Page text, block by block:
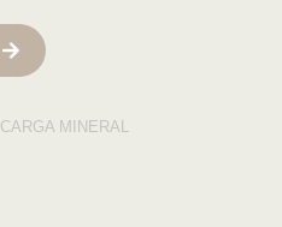
CARGA MINERAL